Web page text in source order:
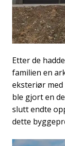
Etter de
familien en
eksteriør
ble gjort en
slutt endte
dette